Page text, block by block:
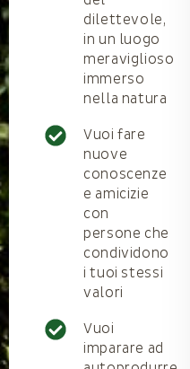
dilettevole,
in un luogo
meraviglioso
immerso
nella natura
Vuoi fare
nuove
conoscenze
e amicizie
con
persone che
condividono
i tuoi stessi
valori
Vuoi
imparare ad